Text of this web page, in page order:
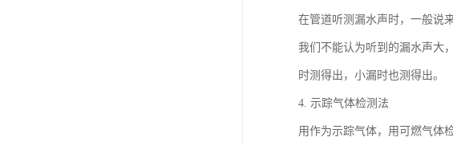
在管道听测漏水声时，一般说
我们不能认为听到的漏水声大
时测得出，小漏时也测得出。
4. 示踪气体检测法
用作为示踪气体，用可燃气体